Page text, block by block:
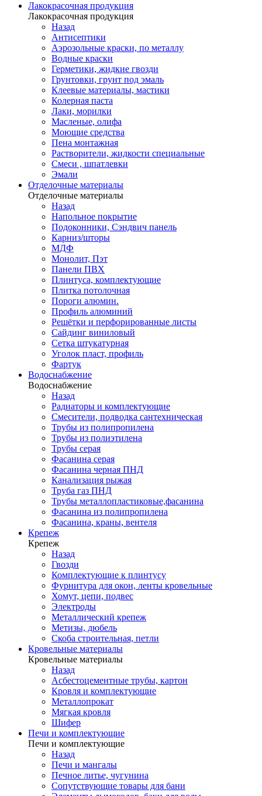
Лакокрасочная продукция
Лакокрасочная продукция
Назад
Антисептики
Аэрозольные краски, по металлу
Водные краски
Герметики, жидкие гвозди
Грунтовки, грунт под эмаль
Клеевые материалы, мастики
Колерная паста
Лаки, морилки
Масленые, олифа
Моющие средства
Пена монтажная
Растворители, жидкости специальные
Смеси , шпатлевки
Эмали
Отделочные материалы
Отделочные материалы
Назад
Напольное покрытие
Подоконники, Сэндвич панель
Карниз/шторы
МДФ
Монолит, Пэт
Панели ПВХ
Плинтуса, комплектующие
Плитка потолочная
Пороги алюмин.
Профиль алюминий
Решётки и перфорированные листы
Сайдинг виниловый
Сетка штукатурная
Уголок пласт, профиль
Фартук
Водоснабжение
Водоснабжение
Назад
Радиаторы и комплектующие
Смесители, подводка сантехническая
Трубы из полипропилена
Трубы из полиэтилена
Трубы серая
Фасанина серая
Фасанина черная ПНД
Канализация рыжая
Труба газ ПНД
Трубы металлопластиковые,фасанина
Фасанина из полипропилена
Фасанина, краны, вентеля
Крепеж
Крепеж
Назад
Гвозди
Комплектующие к плинтусу
Фурнитура для окон, ленты кровельные
Хомут, цепи, подвес
Электроды
Металлический крепеж
Метизы, дюбель
Скоба строительная, петли
Кровельные материалы
Кровельные материалы
Назад
Асбестоцементные трубы, картон
Кровля и комплектующие
Металлопрокат
Мягкая кровля
Шифер
Печи и комплектующие
Печи и комплектующие
Назад
Печи и мангалы
Печное литье, чугунина
Сопутствующие товары для бани